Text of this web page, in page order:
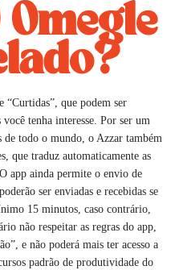
Omegle
“Curtidas”, que podem ser
tenha interesse. Por ser um
de todo o mundo, o Azzar também
que traduz automaticamente as
app ainda permite o envio de
ser enviadas e recebidas se
15 minutos, caso contrário,
não respeitar as regras do app,
e não poderá mais ter acesso a
padrão de produtividade do